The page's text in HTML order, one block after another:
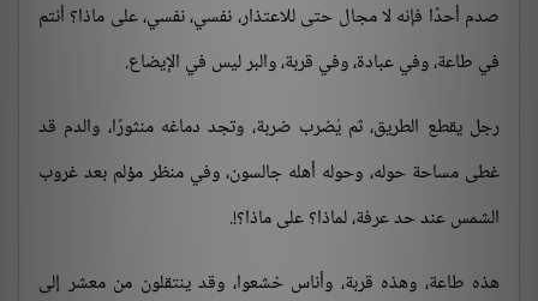
صدم أحدًا فإنه لا مجال حتى للاعتذار، نفسي، نفسي، على ماذا؟ أنتم
في طاعة، وفي عبادة، وفي قربة، والبر ليس في الإيضاع.
رجل يقطع الطريق، ثم يُضرب ضربة، وتجد دماغه منثورًا، والدم قد
غطى مساحة حوله، وحوله أهله جالسون، وفي منظر مؤلم بعد غروب
الشمس عند حد عرفة، لماذا؟ على ماذا؟!.
هذه طاعة، وهذه قربة، وأناس خشعوا، وقد ينتقلون من معشر إلى